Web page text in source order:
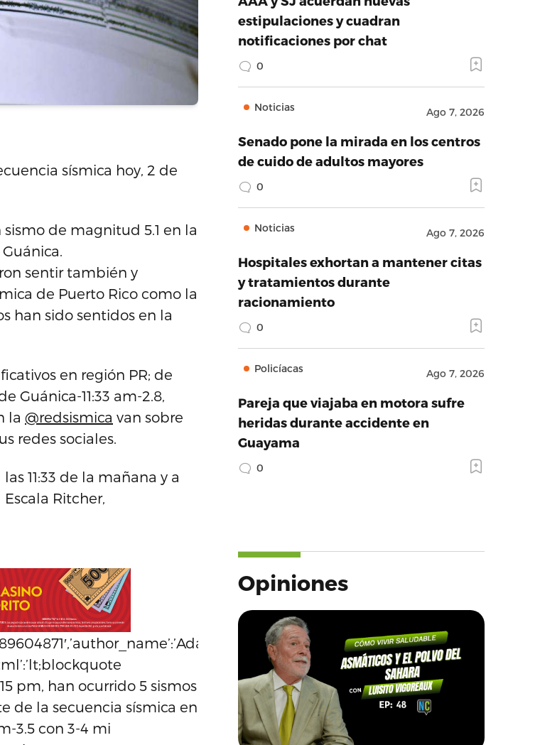
sísmica hoy, 2 de
de magnitud 5.1 en la
sentir también y
de Puerto Rico como la
han sido sentidos en la
en región PR; de
Guánica-11:33 am-2.8,
la @redsismica van sobre
redes sociales.
11:33 de la mañana y a
Ritcher,
pm, han ocurrido 5 sismos
de la secuencia sísmica en
3.5 con 3-4 mi
estipulaciones y cuadran
notificaciones por chat
0
Noticias Ago 7, 2026
Senado pone la mirada en los centros
de cuido de adultos mayores
0
Noticias Ago 7, 2026
Hospitales exhortan a mantener citas
y tratamientos durante
racionamiento
0
Policíacas Ago 7, 2026
Pareja que viajaba en motora sufre
heridas durante accidente en
Guayama
0
Opiniones